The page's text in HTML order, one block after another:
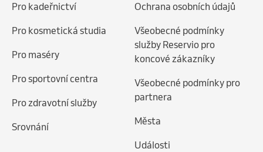
Pro kadeřnictví
Pro kosmetická studia
Pro maséry
Pro sportovní centra
Pro zdravotní služby
Srovnání
Ochrana osobních údajů
Všeobecné podmínky
služby Reservio pro
koncové zákazníky
Všeobecné podmínky pro
partnera
Města
Události